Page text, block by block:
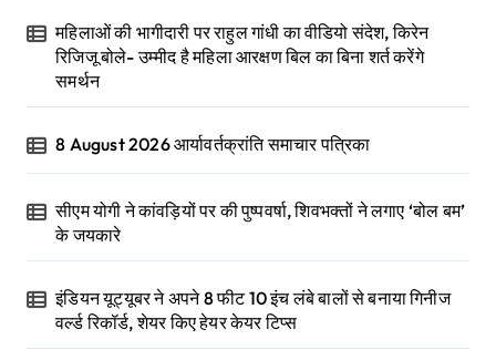
महिलाओं की भागीदारी पर राहुल गांधी का वीडियो संदेश, किरेन
रिजिजू बोले- उम्मीद है महिला आरक्षण बिल का बिना शर्त करेंगे
समर्थन
8 August 2026 आर्यावर्तक्रांति समाचार पत्रिका
सीएम योगी ने कांवड़ियों पर की पुष्पवर्षा, शिवभक्तों ने लगाए ‘बोल बम’
के जयकारे
इंडियन यूट्यूबर ने अपने 8 फीट 10 इंच लंबे बालों से बनाया गिनीज
वर्ल्ड रिकॉर्ड, शेयर किए हेयर केयर टिप्स